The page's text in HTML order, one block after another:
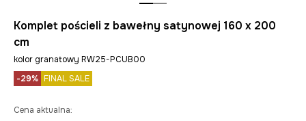
Komplet pościeli z bawełny satynowej 160 x 200
cm
kolor granatowy RW25-PCUB00
-29% FINAL SALE
Cena aktualna: